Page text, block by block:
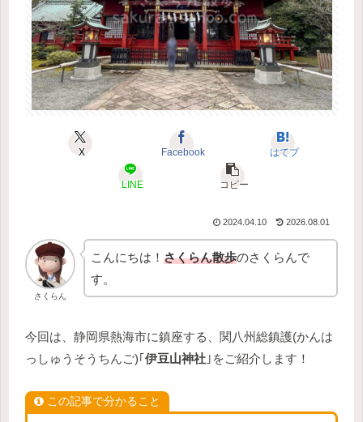
X Facebook はてブ
LINE コピー
2024.04.10 2026.08.01
さくらん
こんにちは！ さくらん散歩のさくらんで
す。
今回は、静岡県熱海市に鎮座する、関八州総鎮護(かんは
っしゅうそうちんご)｢伊豆山神社 ｣をご紹介します！
この記事で分かること